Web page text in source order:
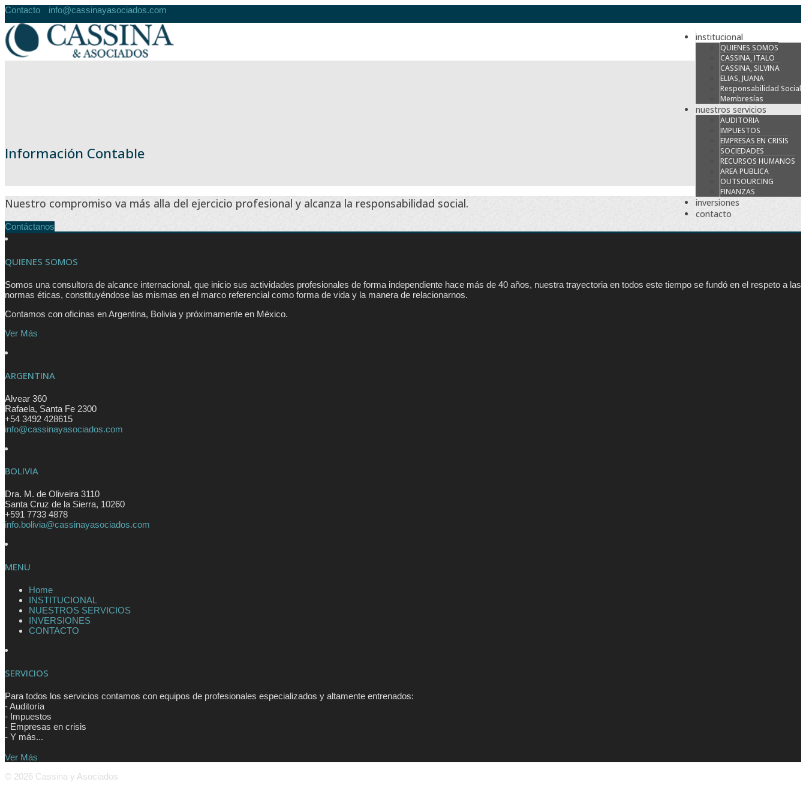
Contacto info@cassinayasociados.com
institucional
QUIENES SOMOS
CASSINA, ITALO
CASSINA, SILVINA
ELIAS, JUANA
Responsabilidad Social
Membresías
nuestros servicios
AUDITORIA
IMPUESTOS
EMPRESAS EN CRISIS
SOCIEDADES
RECURSOS HUMANOS
AREA PUBLICA
OUTSOURCING
FINANZAS
inversiones
contacto
Información Contable
Nuestro compromiso va más alla del ejercicio profesional y alcanza la responsabilidad social.
Contáctanos
QUIENES SOMOS
Somos una consultora de alcance internacional, que inicio sus actividades profesionales de forma independiente hace más de 40 años, nuestra trayectoria en todos este tiempo se fundó en el respeto a las
normas éticas, constituyéndose las mismas en el marco referencial como forma de vida y la manera de relacionarnos.
Contamos con oficinas en Argentina, Bolivia y próximamente en México.
Ver Más
ARGENTINA
Alvear 360
Rafaela, Santa Fe 2300
+54 3492 428615
info@cassinayasociados.com
BOLIVIA
Dra. M. de Oliveira 3110
Santa Cruz de la Sierra, 10260
+591 7733 4878
info.bolivia@cassinayasociados.com
MENU
Home
INSTITUCIONAL
NUESTROS SERVICIOS
INVERSIONES
CONTACTO
SERVICIOS
Para todos los servicios contamos con equipos de profesionales especializados y altamente entrenados:
- Auditoría
- Impuestos
- Empresas en crisis
- Y más...
Ver Más
© 2026 Cassina y Asociados